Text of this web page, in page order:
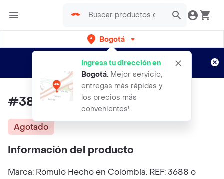
Bogotá
Ingresa tu dirección en
Bogotá. Mejor servicio,
entregas más rápidas y
los precios más
convenientes!
envíos gratis por semanas
Aplican TyC
#38 Zapato Mocasín Romulo
Agotado
Información del producto
Marca: Romulo Hecho en Colombia. REF: 3688 o